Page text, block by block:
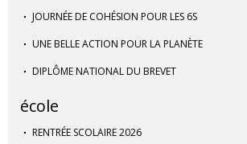
JOURNÉE DE COHÉSION POUR LES 6S
UNE BELLE ACTION POUR LA PLANÈTE
DIPLÔME NATIONAL DU BREVET
école
RENTRÉE SCOLAIRE 2026